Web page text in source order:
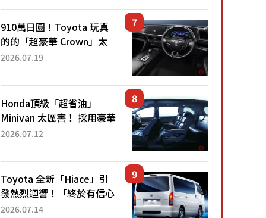
高階「Super Sport」車款
相同的...
910萬日圓！Toyota 玩真
的的「超豪華 Crown」太
厲害了！採用由「匠人技
運動化「底盤設定」！還配
備專屬豪華...
2026.07.19
Honda頂級「超省油」
Minivan 太厲害！ 採用豪華
「真皮座椅」與專屬「黑色
公里，兼具優異節能表現與
舒適「三...
2026.07.12
Toyota 全新「Hiace」引
發熱烈迴響！「終於有信心
下訂了！」「哪個等級交車
2026.07.14